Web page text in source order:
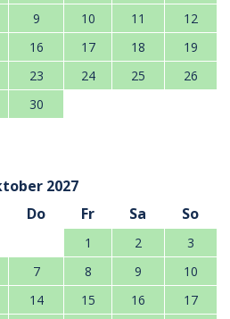
9 10 11
12
16 17 18
19
23 24 25
26
30
2027
Do Fr Sa So
1 2
3
7 8 9
10
14 15 16
17